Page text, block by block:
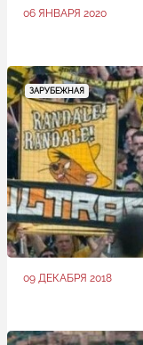
06 ЯНВАРЯ 2020
ЗАРУБЕЖНАЯ
09 ДЕКАБРЯ 2018